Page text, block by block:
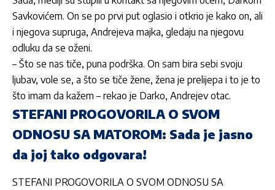
Savkovićem. On se po prvi put oglasio i otkrio je kako on, ali
i njegova supruga, Andrejeva majka, gledaju na njegovu
odluku da se oženi.
– Što se nas tiče, puna podrška. On sam bira sebi svoju
ljubav, vole se, a što se tiče žene, žena je prelijepa i to je to
što imam da kažem – rekao je Darko, Andrejevotac.
STEFANI PROGOVORILA O SVOM
ODNOSU SA MATOROM: Sada je jasno
da joj tako odgovara!
STEFANI PROGOVORILA O SVOM ODNOSU SA